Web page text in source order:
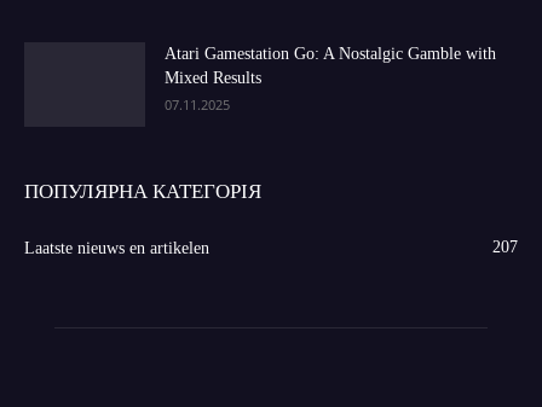
Atari Gamestation Go: A Nostalgic Gamble with
Mixed Results
07.11.2025
ПОПУЛЯРНА КАТЕГОРІЯ
Laatste nieuws en artikelen 207